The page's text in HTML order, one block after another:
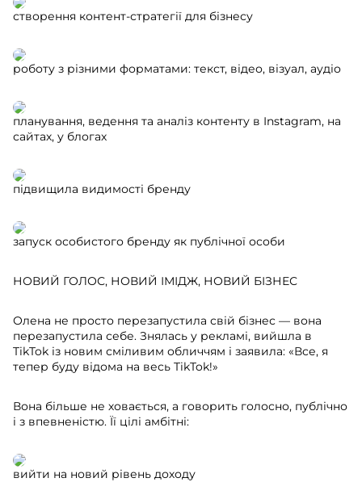
створення контент-стратегії для бізнесу
роботу з різними форматами: текст, відео, візуал, аудіо
планування, ведення та аналіз контенту в Instagram, на
сайтах, у блогах
підвищила видимості бренду
запуск особистого бренду як публічної особи
НОВИЙ ГОЛОС, НОВИЙ ІМІДЖ, НОВИЙ БІЗНЕС
Олена не просто перезапустила свій бізнес — вона
перезапустила себе. Знялась у рекламі, вийшла в
TikTok із новим сміливим обличчям і заявила: «Все, я
тепер буду відома на весь TikTok!»
Вона більше не ховається, а говорить голосно, публічно
і з впевненістю. Її цілі амбітні:
вийти на новий рівень доходу